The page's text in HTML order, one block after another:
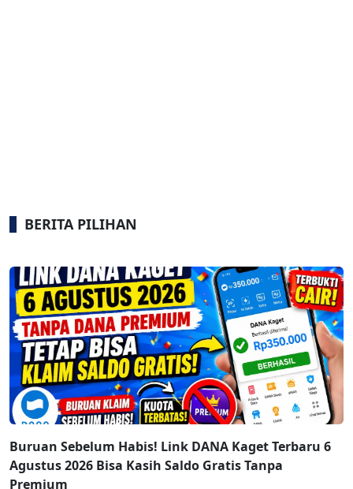
BERITA PILIHAN
Buruan Sebelum Habis! Link DANA Kaget Terbaru 6
Agustus 2026 Bisa Kasih Saldo Gratis Tanpa
Premium